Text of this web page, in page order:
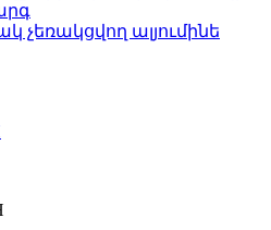
չեռակցվող ալյումինե